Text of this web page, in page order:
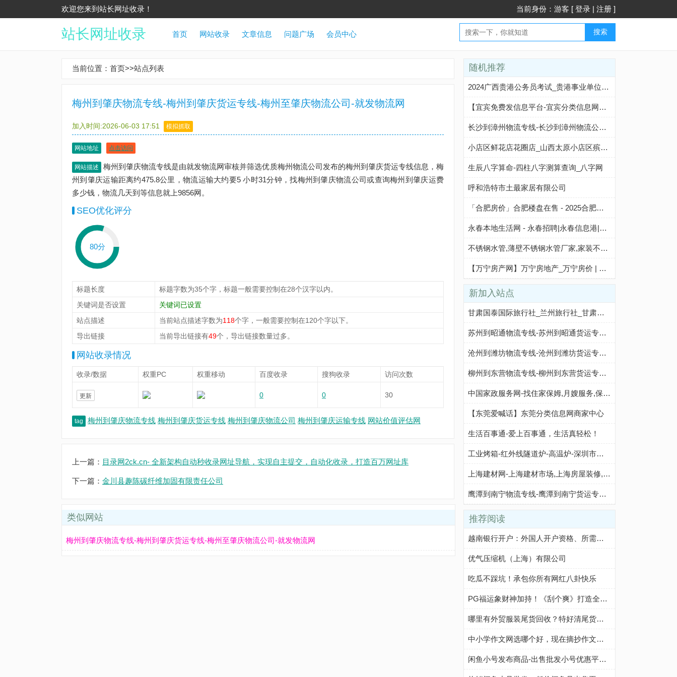
欢迎您来到站长网址收录！ 当前身份：游客 [ 登录 | 注册 ]
站长网址收录 首页 网站收录 文章信息 问题广场 会员中心 搜索
当前位置： 首页>>站点列表
梅州到肇庆物流专线-梅州到肇庆货运专线-梅州至肇庆物流公司-就发物流网
加入时间:2026-06-03 17:51 模拟抓取
网站地址 点击访问
网站描述
梅州到肇庆物流专线是由就发物流网审核并筛选优质梅州物流公司发布的梅州到肇庆货运专线信息，梅
州到肇庆运输距离约475.8公里，物流运输大约要5 小时31分钟，找梅州到肇庆物流公司或查询梅州到肇庆运费
多少钱，物流几天到等信息就上9856网。
SEO优化评分
80分
标题长度
标题字数为35个字，标题一般需要控制在28个汉字以内。
关键词是否设置
关键词已设置
站点描述
当前站点描述字数为118个字，一般需要控制在120个字以下。
导出链接
当前导出链接有49个，导出链接数量过多。
网站收录情况
收录/数据 权重PC 权重移动 百度收录 搜狗收录 访问次数
更新 0 0 30
tag 梅州到肇庆物流专线 梅州到肇庆货运专线 梅州到肇庆物流公司 梅州到肇庆运输专线 网站价值评估网
上一篇： 目录网2ck.cn- 全新架构自动秒收录网址导航，实现自主提交，自动化收录，打造百万网址库
下一篇： 金川县趣陈碳纤维加固有限责任公司
类似网站
梅州到肇庆物流专线-梅州到肇庆货运专线-梅州至肇庆物流公司-就发物流网
随机推荐
2024广西贵港公务员考试_贵港事业单位招聘_贵港公职考试信息_贵港中公教育网
【宜宾免费发信息平台-宜宾分类信息网】-宜宾酷易搜
长沙到漳州物流专线-长沙到漳州物流公司-长沙到漳州货运专线-长沙博文物流
小店区鲜花店花圈店_山西太原小店区殡仪馆订花圈代送花圈配送服务(地址、电话、配送范围)
生辰八字算命-四柱八字测算查询_八字网
呼和浩特市土最家居有限公司
「合肥房价」合肥楼盘在售 - 2025合肥新开楼盘 - 合肥新房 - 合肥买房网
永春本地生活网 - 永春招聘|永春信息港|永春二手房
不锈钢水管,薄壁不锈钢水管厂家,家装不锈钢水管品牌,大铭不锈钢
【万宁房产网】万宁房地产_万宁房价 | 买房|楼盘 海南万宁房产网
新加入站点
甘肃国泰国际旅行社_兰州旅行社_甘肃旅行社
苏州到昭通物流专线-苏州到昭通货运专线-苏州至昭通物流公司-就发物流网
沧州到潍坊物流专线-沧州到潍坊货运专线-沧州至潍坊物流公司-就发物流网
柳州到东营物流专线-柳州到东营货运专线-柳州至东营物流公司-就发物流网
中国家政服务网-找住家保姆,月嫂服务,保洁服务,医院护工,陪护老人,育儿嫂公司,家政服务网站
【东莞爱喊话】东莞分类信息网商家中心
生活百事通-爱上百事通，生活真轻松！
工业烤箱-红外线隧道炉-高温炉-深圳市兴海诚电热科技有限公司 - 八方资源网
上海建材网-上海建材市场,上海房屋装修,上海别墅装修,上海室内装修,上海装修家居,上海装修设计公司
鹰潭到南宁物流专线-鹰潭到南宁货运专线-鹰潭至南宁物流公司-就发物流网
推荐阅读
越南银行开户：外国人开户资格、所需文件、开户步骤及注意事项
优气压缩机（上海）有限公司
吃瓜不踩坑！承包你所有网红八卦快乐
PG福运象财神加持！《刮个爽》打造全新休闲玩法
哪里有外贸服装尾货回收？特好清尾货网帮你轻松解决
中小学作文网选哪个好，现在摘抄作文我都在这个网站
闲鱼小号发布商品-出售批发小号优惠平台-咸鱼优质小号购买